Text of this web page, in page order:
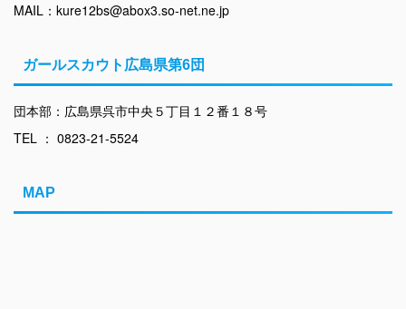
MAIL：kure12bs@abox3.so-net.ne.jp
ガールスカウト広島県第6団
団本部：広島県呉市中央５丁目１２番１８号
TEL ： 0823-21-5524
MAP